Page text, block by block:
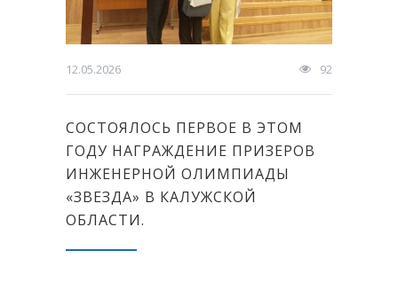
12.05.2026 92
СОСТОЯЛОСЬ ПЕРВОЕ В ЭТОМ
ГОДУ НАГРАЖДЕНИЕ ПРИЗЕРОВ
ИНЖЕНЕРНОЙ ОЛИМПИАДЫ
«ЗВЕЗДА» В КАЛУЖСКОЙ
ОБЛАСТИ.